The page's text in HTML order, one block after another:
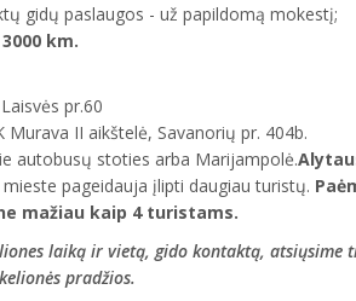
gidų paslaugos - už papildomą mokestį;
km.
pr.60
Murava II aikštelė, Savanorių pr. 404b.
autobusų stoties arba Marijampolė.
pageidauja įlipti daugiau turistų.
mažiau kaip 4 turistams.
laiką ir vietą, gido kontaktą, atsiųsime
pradžios.